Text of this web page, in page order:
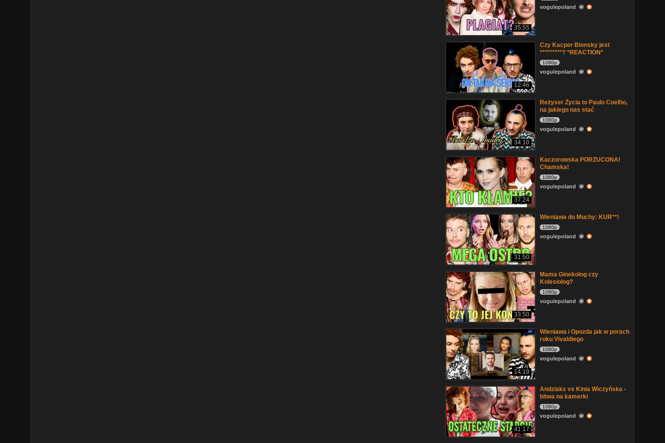
35:55
vogulepoland
12:46
Czy Kacper Blonsky jest
*********? *REACTION*
1080p
vogulepoland
34:10
Reżyser Życia to Paulo Coelho,
na jakiego nas stać
1080p
vogulepoland
37:24
Kaczorowska PORZUCONA!
Chamska!
1080p
vogulepoland
31:50
Wieniawa do Muchy: KUR**!
1080p
vogulepoland
33:50
Mama Ginekolog czy
Kolesiolog?
1080p
vogulepoland
14:19
Wieniawa i Opozda jak w porach
roku Vivaldiego
1080p
vogulepoland
41:17
Andziaks vs Kinia Wiczyńska -
bitwa na kamerki
1080p
vogulepoland